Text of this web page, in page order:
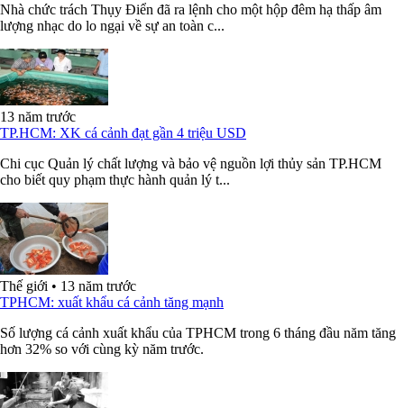
Nhà chức trách Thụy Điển đã ra lệnh cho một hộp đêm hạ thấp âm
lượng nhạc do lo ngại về sự an toàn c...
13 năm trước
TP.HCM: XK cá cảnh đạt gần 4 triệu USD
Chi cục Quản lý chất lượng và bảo vệ nguồn lợi thủy sản TP.HCM
cho biết quy phạm thực hành quản lý t...
Thế giới • 13 năm trước
TPHCM: xuất khẩu cá cảnh tăng mạnh
Số lượng cá cảnh xuất khẩu của TPHCM trong 6 tháng đầu năm tăng
hơn 32% so với cùng kỳ năm trước.